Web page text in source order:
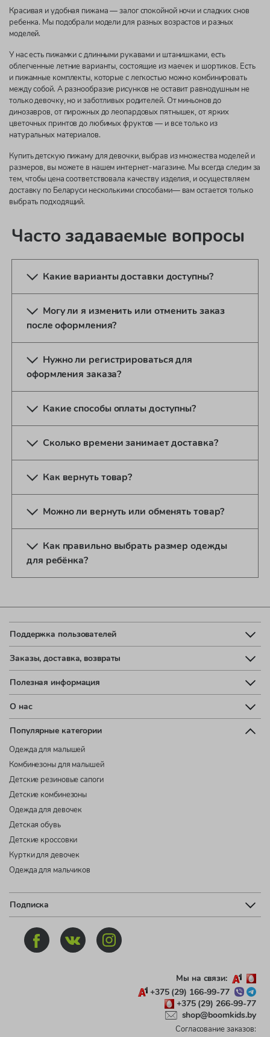
Красивая и удобная пижама — залог спокойной ночи и сладких снов
ребенка. Мы подобрали модели для разных возрастов и разных
моделей.
У нас есть пижамки с длинными рукавами и штанишками, есть
облегченные летние варианты, состоящие из маечек и шортиков. Есть
и пижамные комплекты, которые с легкостью можно комбинировать
между собой. А разнообразие рисунков не оставит равнодушным не
только девочку, но и заботливых родителей. От миньонов до
динозавров, от пирожных до леопардовых пятнышек, от ярких
цветочных принтов до любимых фруктов — и все только из
натуральных материалов.
Купить детскую пижаму для девочки, выбрав из множества моделей и
размеров, вы можете в нашем интернет-магазине. Мы всегда следим за
тем, чтобы цена соответствовала качеству изделия, и осуществляем
доставку по Беларуси несколькими способами— вам остается только
выбрать подходящий.
Часто задаваемые вопросы
Какие варианты доставки доступны?
Могу ли я изменить или отменить заказ
после оформления?
Нужно ли регистрироваться для
оформления заказа?
Какие способы оплаты доступны?
Сколько времени занимает доставка?
Как вернуть товар?
Можно ли вернуть или обменять товар?
Как правильно выбрать размер одежды
для ребёнка?
Поддержка пользователей
Заказы, доставка, возвраты
Полезная информация
О нас
Популярные категории
Одежда для малышей
Комбинезоны для малышей
Детские резиновые сапоги
Детские комбинезоны
Одежда для девочек
Детская обувь
Детские кроссовки
Куртки для девочек
Одежда для мальчиков
Подписка
Мы на связи:
+375 (29) 166-99-77
+375 (29) 266-99-77
shop@boomkids.by
Согласование заказов: